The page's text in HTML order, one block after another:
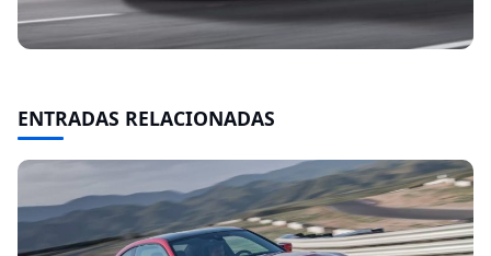
ENTRADAS RELACIONADAS